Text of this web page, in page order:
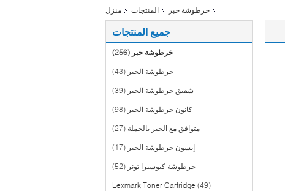
منزل المنتجات خرطوشة حبر
جميع المنتجات
خرطوشة حبر (256)
خرطوشة الحبر (43)
شقيق خرطوشة الحبر (39)
كانون خرطوشة الحبر (98)
متوافق مع الحبر بالجملة (27)
إبسون خرطوشة الحبر (17)
خرطوشة كيوسيرا تونر (52)
Lexmark Toner Cartridge (49)